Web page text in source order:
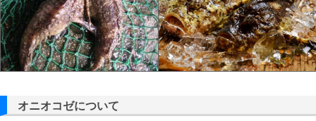
オニオコゼについて